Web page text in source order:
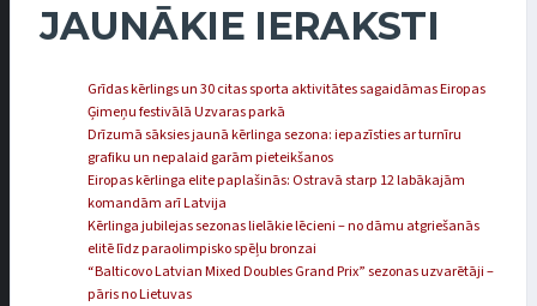
JAUNĀKIE IERAKSTI
Grīdas kērlings un 30 citas sporta aktivitātes sagaidāmas Eiropas
Ģimeņu festivālā Uzvaras parkā
Drīzumā sāksies jaunā kērlinga sezona: iepazīsties ar turnīru
grafiku un nepalaid garām pieteikšanos
Eiropas kērlinga elite paplašinās: Ostravā starp 12 labākajām
komandām arī Latvija
Kērlinga jubilejas sezonas lielākie lēcieni – no dāmu atgriešanās
elitē līdz paraolimpisko spēļu bronzai
“Balticovo Latvian Mixed Doubles Grand Prix” sezonas uzvarētāji –
pāris no Lietuvas